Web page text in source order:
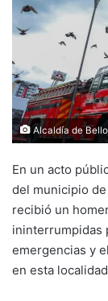
Alcaldía de
En un acto
del municipio
recibió un
ininterrumpidas
emergencias y
en esta